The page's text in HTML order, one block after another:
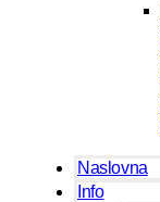
Naslovna
Info